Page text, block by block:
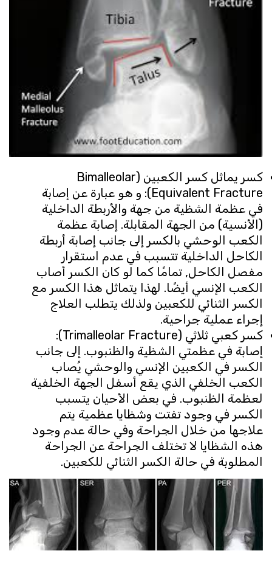
كسر يماثل كسر الكعبين (Bimalleolar
Equivalent Fracture): و هو عبارة عن إصابة
في عظمة الشظية من جهة والأربطة الداخلية
(الأنسية) من الجهة المقابلة. إصابة عظمة
الكعب الوحشي بالكسر إلى جانب إصابة أربطة
الكاحل الداخلية تتسبب في عدم استقرار
مفصل الكاحل, تمامًا كما لو كان الكسر أصاب
الكعب الإنسي أيضًا. لهذا يتماثل هذا الكسر مع
الكسر الثنائي للكعبين ولذلك يتطلب العلاج
إجراء عملية جراحية.
كسر كعبي ثلاثي (Trimalleolar Fracture):
إصابة في عظمتي الشظية والظنبوب. إلى جانب
الكسر في الكعبين الإنسي والوحشي يُصاب
الكعب الخلفي الذي يقع أسفل الجهة الخلفية
لعظمة الظنبوب. في بعض الأحيان يتسبب
الكسر في وجود تفتت وشظايا عظمية يتم
علاجها من خلال الجراحة وفي حالة عدم وجود
هذه الشظايا لا تختلف الجراحة عن الجراحة
المطلوبة في حالة الكسر الثنائي للكعبين.